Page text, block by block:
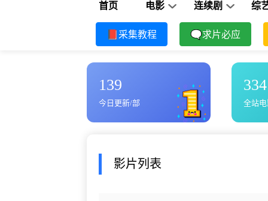
首页 电影 连续剧 综
📕采集教程 🗨求片必应
139
今日更新/部 全站电
影片列表